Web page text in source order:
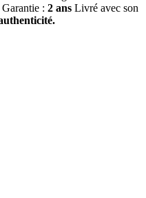
: 2 ans Livré avec son